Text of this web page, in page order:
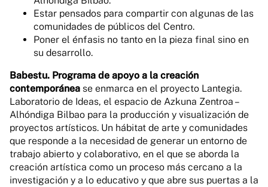
Estar pensados para compartir con algunas de las
comunidades de públicos del Centro.
Poner el énfasis no tanto en la pieza final sino en
su desarrollo.
Babestu. Programa de apoyo a la creación
contemporánea se enmarca en el proyecto Lantegia.
Laboratorio de Ideas, el espacio de Azkuna Zentroa –
Alhóndiga Bilbao para la producción y visualización de
proyectos artísticos. Un hábitat de arte y comunidades
que responde a la necesidad de generar un entorno de
trabajo abierto y colaborativo, en el que se aborda la
creación artística como un proceso más cercano a la
investigación y a lo educativo y que abre sus puertas a la